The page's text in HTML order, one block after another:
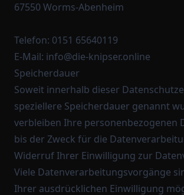
67550 Worms-Abenheim
Telefon: 0151 65640119
E-Mail: info@die-knipser.online
Speicherdauer
Soweit innerhalb dieser
speziellere Speicherdauer genannt
verbleiben Ihre personenbezogenen
bis der Zweck für die
Widerruf Ihrer Einwilligung zur
Viele Datenverarbeitungsvorgänge
Ihrer ausdrücklichen Einwilligung